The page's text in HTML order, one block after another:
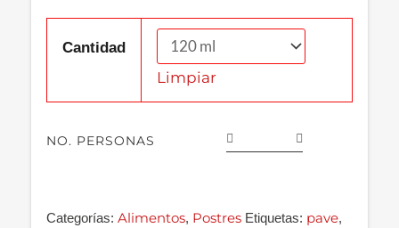
Cantidad
Limpiar
NO. PERSONAS
Categorías: Alimentos, Postres Etiquetas: pave,